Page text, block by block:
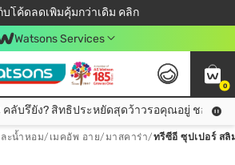
บโค้ดลดเพิ่มคุ้มกว่าเดิม คลิก
นไลน์ครั้งแรก ลดเพิ่มจุก ๆ 10%! 🎉
📦ส่งฟรี! เมื่อชอป 499฿
สมาชิกวัตสัน คลับดียังไง?
Watsons Services
0
มีบัตรสมาชิกวัตสัน คลับรึยัง? สิทธิประหยัดสุดว้าวรอคุณอยู่ ชอปคุ้มกว่าเดิม คลิก!
ลับรึยัง? สิทธิประหยัดสุดว้าวรอคุณอยู่ ชอปคุ้มก
ละน้ำหอม/ เมคอัพ อาย/มาสคาร่า/ทรีซีอี ซุปเปอร์ ส